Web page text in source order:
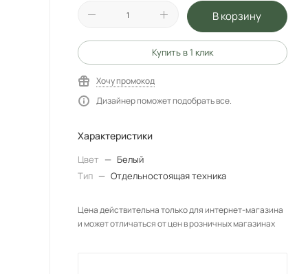
В корзину
Купить в 1 клик
Хочу промокод
Дизайнер поможет подобрать все.
Характеристики
Цвет — Белый
Тип — Отдельностоящая техника
Цена действительна только для интернет-магазина
и может отличаться от цен в розничных магазинах